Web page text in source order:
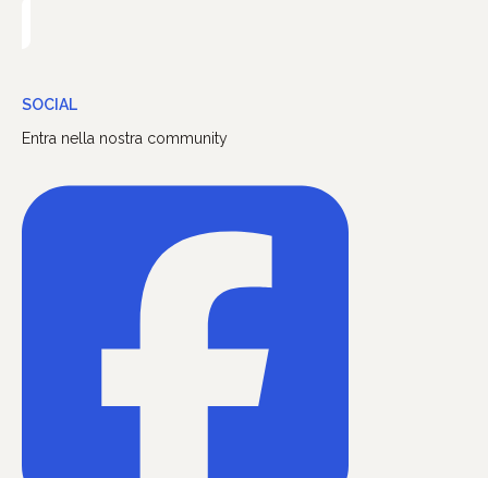
SOCIAL
Entra nella nostra community